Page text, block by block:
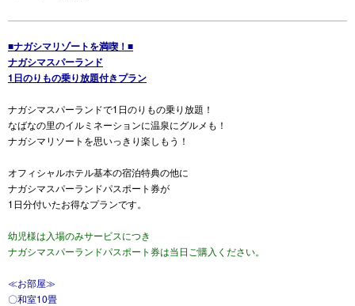
■ナガシマリゾートを満喫！■
ナガシマスパーランド
1日のりもの乗り放題付きプラン
ナガシマスパーランドで1日のりもの乗り放題！
なばなの里のイルミネーションに温泉にグルメも！
ナガシマリソートを思いっきり楽しもう！
オフィシャルホテル基本の宿泊特典の他に
ナガシマスパーランドパスポート券が
1日分付いたお得なプランです。
幼児様は入場のみサービスにつき
ナガシマスパーランドパスポート券は当日ご購入ください。
≪お部屋≫
〇和室10畳